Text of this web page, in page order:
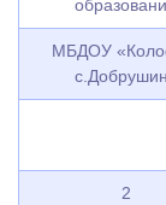
МБДОУ
2